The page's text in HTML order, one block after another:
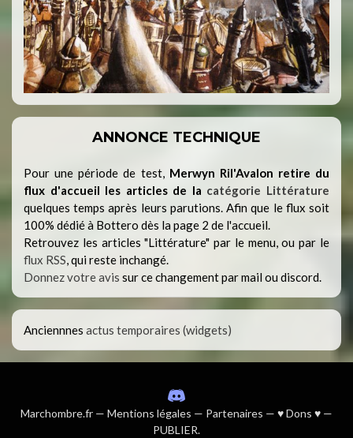
ANNONCE TECHNIQUE
Pour une période de test,Merwyn Ril'Avalon retire du
flux d'accueil les articles de la catégorie Littérature
quelques temps après leurs parutions. Afin que le flux soit
100% dédié à Bottero dès la page 2 de l'accueil.
Retrouvez les articles "Littérature" par le menu, ou par le
flux RSS, qui reste inchangé.
Donnez votre avis sur ce changement par mail ou discord.
Anciennnes actus temporaires (widgets)
Marchombre.fr — Mentions légales — Partenaires — ♥ Dons ♥ —
PUBLIER.